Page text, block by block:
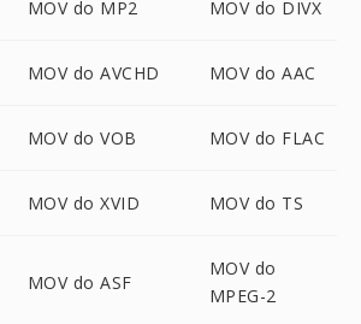
MOV do MP2 MOV do DIVX
MOV do AVCHD MOV do AAC
MOV do VOB MOV do FLAC
MOV do XVID MOV do TS
MOV do ASF
MOV do
MPEG-2